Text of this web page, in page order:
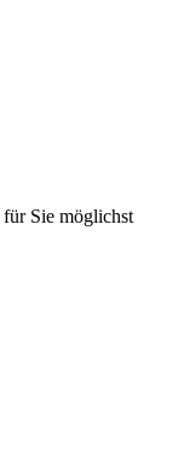
Sie möglichst